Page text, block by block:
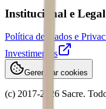
Institucional e Legal
Política de Dados e
Investimentos
Gerenciar cookies
(c) 2017-2026 Sacre.